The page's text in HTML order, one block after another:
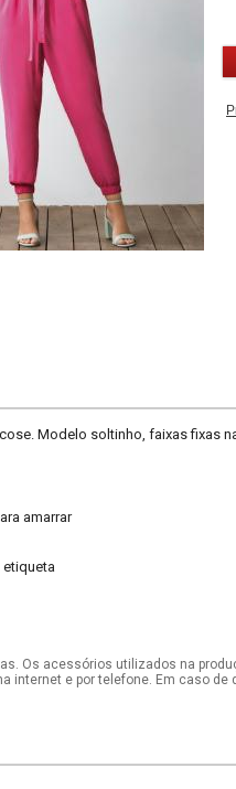
Modelo soltinho, faixas fixas
amarrar
Os acessórios utilizados na
internet e por telefone. Em caso